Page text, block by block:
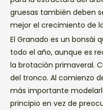
gruesas también deben
mejor el crecimiento de
El Granado es un bonsái
todo el año, aunque es
la brotación primaveral.
del tronco. Al comienzo
más importante
principio en vez de